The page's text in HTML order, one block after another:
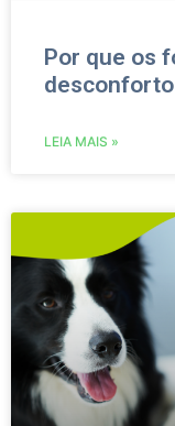
Por que os
LEIA MAIS »